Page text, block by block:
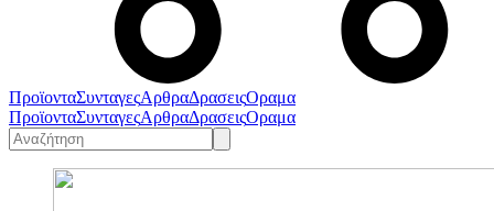
ΠροϊονταΣυνταγεςΑρθραΔρασειςΟραμα
ΠροϊονταΣυνταγεςΑρθραΔρασειςΟραμα